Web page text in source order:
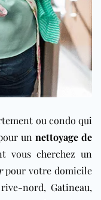
ou condo qui
unnettoyage de
vous cherchez un
pour votre domicile
rive-nord,Gatineau,